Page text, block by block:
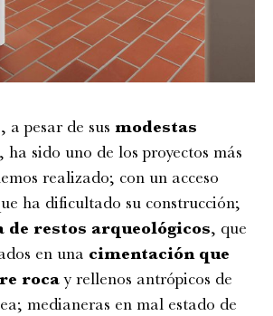
a pesar de sus modestas
, ha sido uno de los proyectos más
realizado; con un acceso
ha dificultado su construcción;
de restos arqueológicos, que
en una cimentación que
rocay rellenos antrópicos de
medianeras en mal estado de